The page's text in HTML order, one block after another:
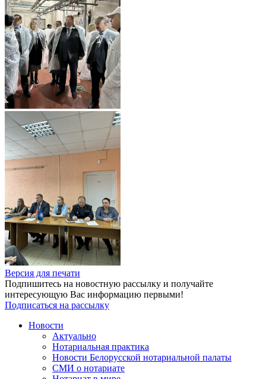
Версия для печати
Подпишитесь на новостную рассылку и получайте
интересующую Вас информацию первыми!
Подписаться на рассылку
Новости
Актуально
Нотариальная практика
Новости Белорусской нотариальной палаты
СМИ о нотариате